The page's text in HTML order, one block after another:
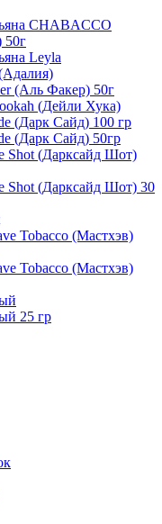
CHABACCO
50г
Leyla
(Аль Факер) 50г
(Дейли Хука)
(Дарк Сайд) 100 гр
(Дарк Сайд) 50гр
Shot (Дарксайд Шот)
Shot (Дарксайд Шот) 30
Tobacco (Мастхэв)
Tobacco (Мастхэв)
25 гр